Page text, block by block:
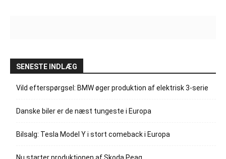
SENESTE INDLÆG
Vild efterspørgsel: BMW øger produktion af elektrisk 3-serie
Danske biler er de næst tungeste i Europa
Bilsalg: Tesla Model Y i stort comeback i Europa